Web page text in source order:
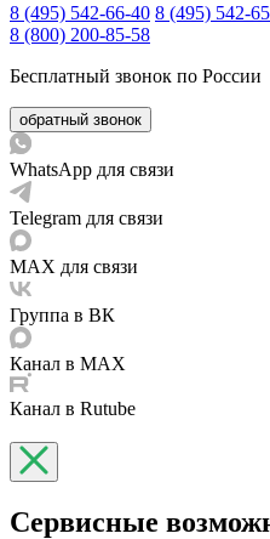
8 (495) 542-66-40 8 (495) 542-
8 (800) 200-85-58
Бесплатный звонок по России
обратный звонок
WhatsApp для связи
Telegram для связи
MAX для связи
Группа в ВК
Канал в MAX
Канал в Rutube
Сервисные